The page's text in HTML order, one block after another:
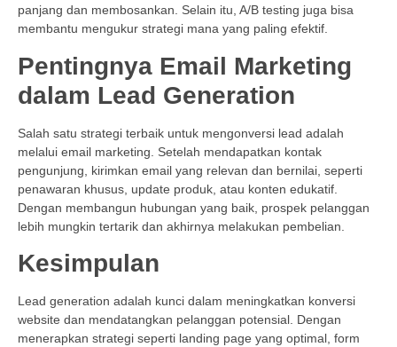
panjang dan membosankan. Selain itu, A/B testing juga bisa
membantu mengukur strategi mana yang paling efektif.
Pentingnya Email Marketing
dalam Lead Generation
Salah satu strategi terbaik untuk mengonversi lead adalah
melalui email marketing. Setelah mendapatkan kontak
pengunjung, kirimkan email yang relevan dan bernilai, seperti
penawaran khusus, update produk, atau konten edukatif.
Dengan membangun hubungan yang baik, prospek pelanggan
lebih mungkin tertarik dan akhirnya melakukan pembelian.
Kesimpulan
Lead generation adalah kunci dalam meningkatkan konversi
website dan mendatangkan pelanggan potensial. Dengan
menerapkan strategi seperti landing page yang optimal, form